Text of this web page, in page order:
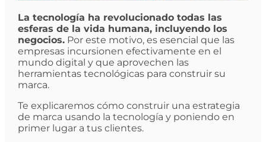
La tecnología ha revolucionado todas las
esferas de la vida humana, incluyendo los
negocios.Por este motivo, es esencial que las
empresas incursionen efectivamente en el
mundo digital y que aprovechen las
herramientas tecnológicas para construir su
marca.
Te explicaremos cómo construir una estrategia
de marca usando la tecnología y poniendo en
primer lugar a tus clientes.